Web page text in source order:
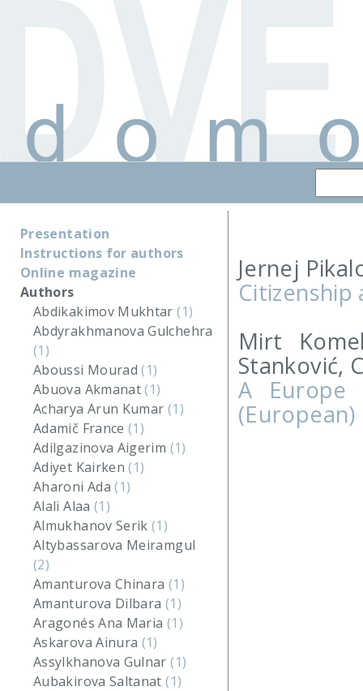
Presentation
Instructions for authors
Online magazine
Authors
Abdikakimov Mukhtar(1)
Abdyrakhmanova Gulchehra
(1)
Aboussi Mourad(1)
Abuova Akmanat(1)
Acharya Arun Kumar (1)
Adamič France(1)
Adilgazinova Aigerim (1)
Adiyet Kairken(1)
Aharoni Ada(1)
Alali Alaa (1)
Almukhanov Serik(1)
Altybassarova Meiramgul
(2)
Amanturova Chinara (1)
Amanturova Dilbara (1)
Aragonés Ana Maria (1)
Askarova Ainura (1)
Assylkhanova Gulnar(1)
Aubakirova Saltanat(1)
Jernej
Mirt
Stanković,
A Europe